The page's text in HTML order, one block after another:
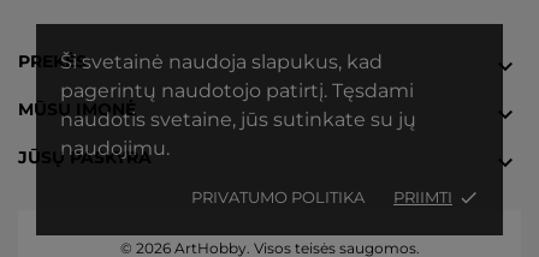
Ši svetainė naudoja slapukus, kad
pagerintų naudotojo patirtį. Tęsdami
naudotis svetaine, jūs sutinkate su jų
naudojimu.
PRIVATUMO POLITIKA PRIIMTI done
PREKĖS 
MŪSŲ ĮMONĖ 
JŪSŲ PASKYRA 
© 2026 ArtHobby. Visos teisės saugomos.